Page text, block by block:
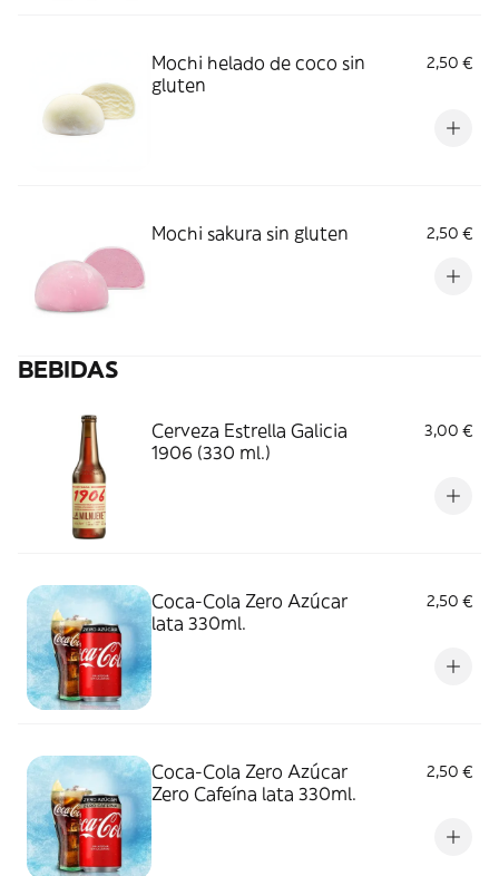
Mochi helado de coco sin
gluten
2,50 €
Mochi sakura sin gluten 2,50 €
BEBIDAS
Cerveza Estrella Galicia
1906 (330 ml.)
3,00 €
Coca-Cola Zero Azúcar
lata 330ml.
2,50 €
Coca-Cola Zero Azúcar
Zero Cafeína lata 330ml.
2,50 €